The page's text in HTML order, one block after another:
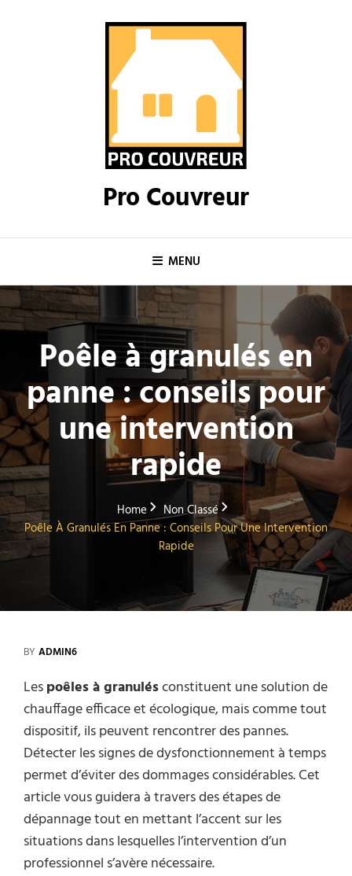
Pro Couvreur
MENU
Poêle à granulés en
panne : conseils pour
une intervention
rapide
Home
Non Classé
Poêle À Granulés En Panne : Conseils Pour Une Intervention
Rapide
BY ADMIN6
Lespoêles à granulésconstituent une solution de
chauffage efficace et écologique, mais comme tout
dispositif, ils peuvent rencontrer des pannes.
Détecter les signes de dysfonctionnement à temps
permet d’éviter des dommages considérables. Cet
article vous guidera à travers des étapes de
dépannage tout en mettant l’accent sur les
situations dans lesquelles l’intervention d’un
professionnel s’avère nécessaire.